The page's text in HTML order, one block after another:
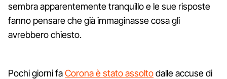
sembra apparentemente tranquillo e le sue risposte
fanno pensare che già immaginasse cosa gli
avrebbero chiesto.
Pochi giorni faCorona è stato assoltodalle accuse di